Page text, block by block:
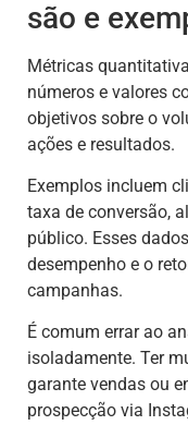
são e
Métricas
números e valores
objetivos sobre o
ações e resultados.
Exemplos incluem
taxa de conversão,
público. Esses
desempenho e o
campanhas.
É comum errar ao
isoladamente. Ter
garante vendas ou
prospecção via